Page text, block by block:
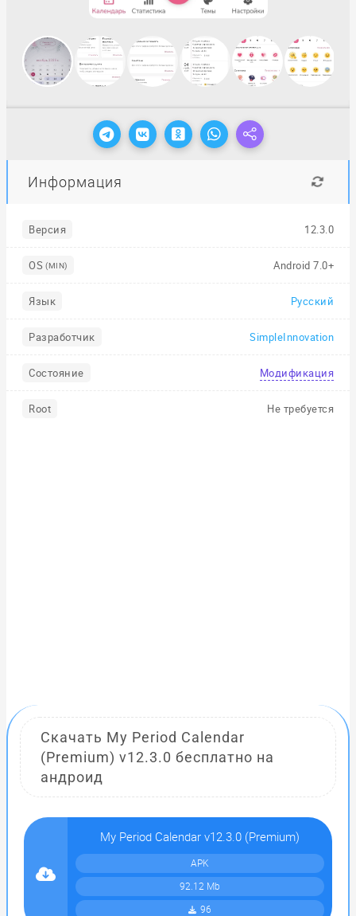
Информация
Версия 12.3.0
OS (MIN) Android 7.0+
Язык Русский
Разработчик SimpleInnovation
Состояние Модификация
Root Не требуется
Скачать My Period Calendar
(Premium) v12.3.0 бесплатно на
андроид
My Period Calendar v12.3.0 (Premium)
APK
92.12 Mb
96